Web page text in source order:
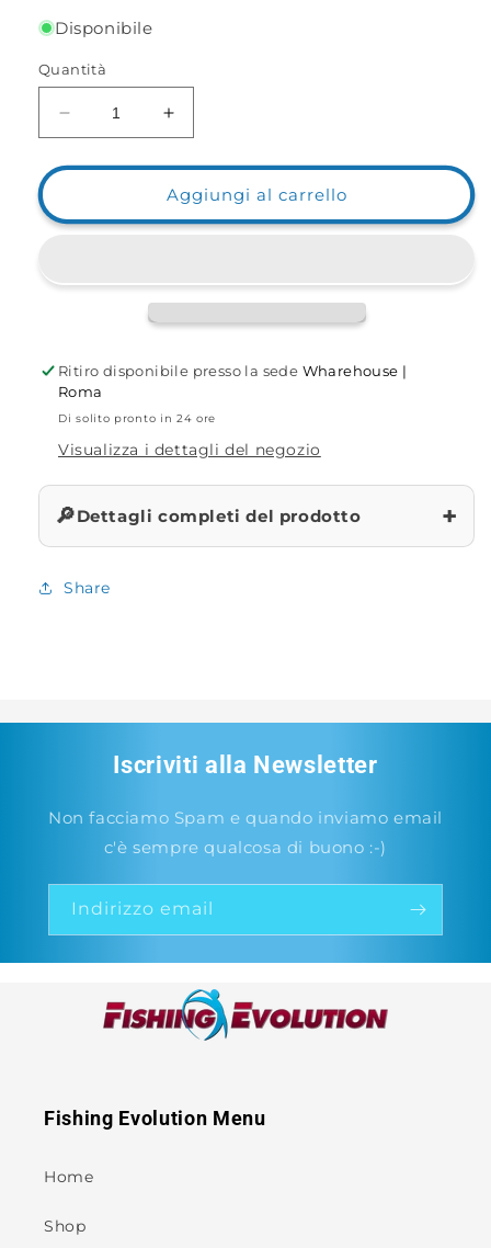
Disponibile
Quantità
Diminuisci
quantità
per
Basket
con
Aumenta
quantità
per
Big
Basket
con
foro
16mm
Aggiungi al carrello
Ritiro disponibile presso la sede Wharehouse |
Roma
Di solito pronto in 24 ore
Visualizza i dettagli del negozio
🔎Dettagli completi del prodotto +
Share
Iscriviti alla Newsletter
Non facciamo Spam e quando inviamo email
c'è sempre qualcosa di buono :-)
Indirizzo email
Fishing Evolution Menu
Home
Shop